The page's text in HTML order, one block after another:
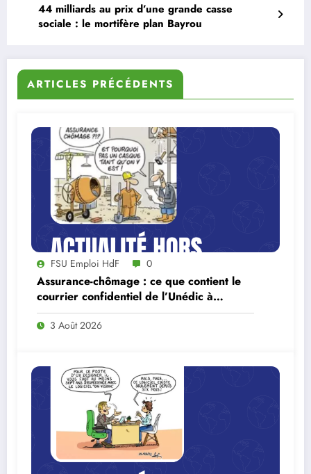
44 milliards au prix d’une grande casse
sociale : le mortifère plan Bayrou
ARTICLES PRÉCÉDENTS
FSU Emploi HdF 0
Assurance-chômage : ce que contient le
courrier confidentiel de l’Unédic à
Lecornu
3 Août 2026